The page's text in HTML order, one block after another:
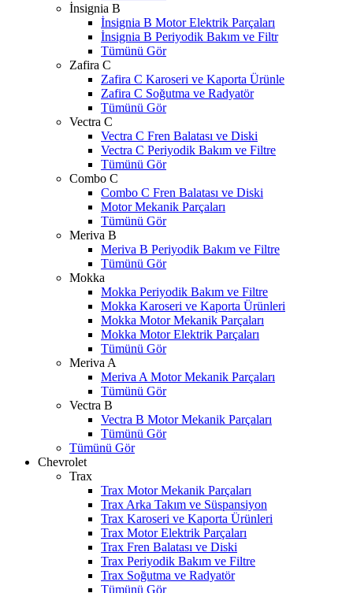
İnsignia B
İnsignia B Motor Elektrik Parçaları
İnsignia B Periyodik Bakım ve Filtr
Tümünü Gör
Zafira C
Zafira C Karoseri ve Kaporta Ürünle
Zafira C Soğutma ve Radyatör
Tümünü Gör
Vectra C
Vectra C Fren Balatası ve Diski
Vectra C Periyodik Bakım ve Filtre
Tümünü Gör
Combo C
Combo C Fren Balatası ve Diski
Motor Mekanik Parçaları
Tümünü Gör
Meriva B
Meriva B Periyodik Bakım ve Filtre
Tümünü Gör
Mokka
Mokka Periyodik Bakım ve Filtre
Mokka Karoseri ve Kaporta Ürünleri
Mokka Motor Mekanik Parçaları
Mokka Motor Elektrik Parçaları
Tümünü Gör
Meriva A
Meriva A Motor Mekanik Parçaları
Tümünü Gör
Vectra B
Vectra B Motor Mekanik Parçaları
Tümünü Gör
Tümünü Gör
Chevrolet
Trax
Trax Motor Mekanik Parçaları
Trax Arka Takım ve Süspansiyon
Trax Karoseri ve Kaporta Ürünleri
Trax Motor Elektrik Parçaları
Trax Fren Balatası ve Diski
Trax Periyodik Bakım ve Filtre
Trax Soğutma ve Radyatör
Tümünü Gör